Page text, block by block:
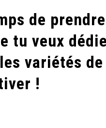
de
tu veux
variétés
!